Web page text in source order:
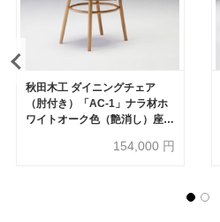
秋田木工 ダイニングチェア
（肘付き）「AC-1」ナラ材ホ
ワイトオーク色（艶消し）座面
ウン色【受注生産品】154,000 円